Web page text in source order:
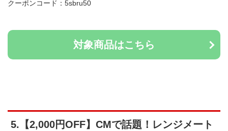
クーポンコード：5sbru50
対象商品はこちら
5.【2,000円OFF】CMで話題！レンジメート